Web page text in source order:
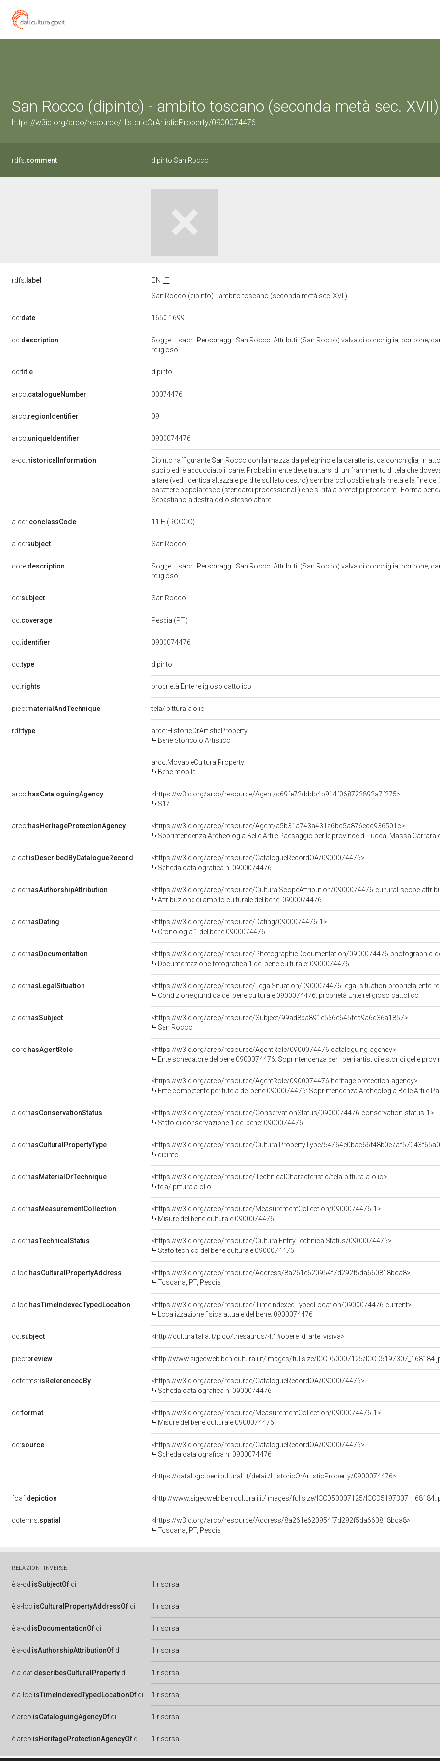
San Rocco (dipinto) - ambito toscano (seconda metà sec. XVII)
https://w3id.org/arco/resource/HistoricOrArtisticProperty/0900074476
rdfs:comment dipinto San Rocco
rdfs: label EN
IT
San Rocco (dipinto) - ambito toscano (seconda metà sec. XVII)
dc:date 1650-1699
dc:description
Soggetti sacri. Personaggi: San Rocco. Attributi: (San Rocco) valva di conchiglia; bordone;
religioso
dc:title dipinto
arco:catalogueNumber 00074476
arco:regionIdentifier 09
arco:uniqueIdentifier 0900074476
a-cd:historicalInformation
Dipinto raffigurante San Rocco con la mazza da pellegrino e la caratteristica conchiglia, in
suoi piedi è accucciato il cane. Probabilmente deve trattarsi di un frammento di tela che
altare (vedi identica altezza e perdite sul lato destro) sembra collocabile tra la metà e la fine del
carattere popolaresco (stendardi processionali) che si rifà a prototipi precedenti. Forma
Sebastiano a destra dello stesso altare
a-cd:iconclassCode 11 H (ROCCO)
a-cd:subject San Rocco
core:description
Soggetti sacri. Personaggi: San Rocco. Attributi: (San Rocco) valva di conchiglia; bordone;
religioso
dc:subject San Rocco
dc:coverage Pescia (PT)
dc:identifier 0900074476
dc:type dipinto
dc:rights proprietà Ente religioso cattolico
pico:materialAndTechnique tela/ pittura a olio
rdf:type
arco:HistoricOrArtisticProperty
Bene Storico o Artistico
arco:MovableCulturalProperty
Bene mobile
arco:hasCataloguingAgency
<https://w3id.org/arco/resource/Agent/c69fe72dddb4b914f068722892a7f275>
S17
arco:hasHeritageProtectionAgency
<https://w3id.org/arco/resource/Agent/a5b31a743a431a6bc5a876ecc936501c>
Soprintendenza Archeologia Belle Arti e Paesaggio per le province di Lucca, Massa Carrara
a-cat:isDescribedByCatalogueRecord
<https://w3id.org/arco/resource/CatalogueRecordOA/0900074476>
Scheda catalografica n: 0900074476
a-cd:hasAuthorshipAttribution
<https://w3id.org/arco/resource/CulturalScopeAttribution/0900074476-cultural-scope-
Attribuzione di ambito culturale del bene: 0900074476
a-cd:hasDating
<https://w3id.org/arco/resource/Dating/0900074476-1>
Cronologia 1 del bene 0900074476
a-cd:hasDocumentation
<https://w3id.org/arco/resource/PhotographicDocumentation/0900074476-photographic-
Documentazione fotografica 1 del bene culturale: 0900074476
a-cd:hasLegalSituation
<https://w3id.org/arco/resource/LegalSituation/0900074476-legal-situation-proprieta-ente-
Condizione giuridica del bene culturale 0900074476: proprietà Ente religioso cattolico
a-cd:hasSubject
<https://w3id.org/arco/resource/Subject/99ad8ba891e556e645fec9a6d36a1857>
San Rocco
core:hasAgentRole
<https://w3id.org/arco/resource/AgentRole/0900074476-cataloguing-agency>
Ente schedatore del bene 0900074476: Soprintendenza per i beni artistici e storici delle
<https://w3id.org/arco/resource/AgentRole/0900074476-heritage-protection-agency>
Ente competente per tutela del bene 0900074476: Soprintendenza Archeologia Belle Arti e
a-dd:hasConservationStatus
<https://w3id.org/arco/resource/ConservationStatus/0900074476-conservation-status-1>
Stato di conservazione 1 del bene: 0900074476
a-dd:hasCulturalPropertyType
<https://w3id.org/arco/resource/CulturalPropertyType/
dipinto
a-dd:hasMaterialOrTechnique
<https://w3id.org/arco/resource/TechnicalCharacteristic/tela-pittura-a-olio>
tela/ pittura a olio
a-dd:hasMeasurementCollection
<https://w3id.org/arco/resource/MeasurementCollection/0900074476-1>
Misure del bene culturale 0900074476
a-dd:hasTechnicalStatus
<https://w3id.org/arco/resource/CulturalEntityTechnicalStatus/0900074476>
Stato tecnico del bene culturale 0900074476
a-loc:hasCulturalPropertyAddress
<https://w3id.org/arco/resource/Address/8a261e620954f7d292f5da660818bca8>
Toscana, PT, Pescia
a-loc:hasTimeIndexedTypedLocation
<https://w3id.org/arco/resource/TimeIndexedTypedLocation/0900074476-current>
Localizzazione fisica attuale del bene: 0900074476
dc:subject <http://culturaitalia.it/pico/thesaurus/4.1#opere_d_arte_visiva>
pico:preview <http://www.sigecweb.beniculturali.it/images/fullsize/ICCD50007125/
dcterms:isReferencedBy
<https://w3id.org/arco/resource/CatalogueRecordOA/0900074476>
Scheda catalografica n: 0900074476
dc:format
<https://w3id.org/arco/resource/MeasurementCollection/0900074476-1>
Misure del bene culturale 0900074476
dc:source
<https://w3id.org/arco/resource/CatalogueRecordOA/0900074476>
Scheda catalografica n: 0900074476
<https://catalogo.beniculturali.it/detail/HistoricOrArtisticProperty/0900074476>
foaf:depiction <http://www.sigecweb.beniculturali.it/images/fullsize/ICCD50007125/
dcterms:spatial
<https://w3id.org/arco/resource/Address/8a261e620954f7d292f5da660818bca8>
Toscana, PT, Pescia
RELAZIONI INVERSE
è a-cd:isSubjectOf di 1 risorsa
è a-loc:isCulturalPropertyAddressOf di 1 risorsa
è a-cd:isDocumentationOf di 1 risorsa
è a-cd:isAuthorshipAttributionOf di 1 risorsa
è a-cat:describesCulturalProperty di 1 risorsa
è a-loc:isTimeIndexedTypedLocationOf di 1 risorsa
è arco:isCataloguingAgencyOf di 1 risorsa
è arco:isHeritageProtectionAgencyOf di 1 risorsa